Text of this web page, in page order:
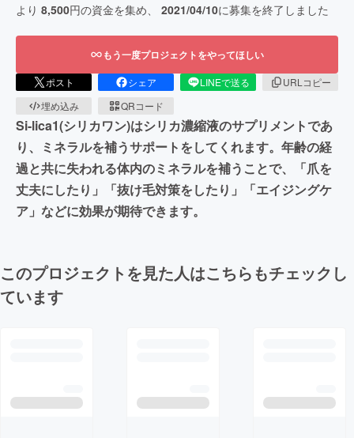
より 8,500円の資金を集め、 2021/04/10に募集を終了しました
もう一度プロジェクトをやってほしい
ポスト シェア LINEで送る
URLコピー
埋め込み
QRコード
Si-lica1(シリカワン)はシリカ濃縮液のサプリメントであ
り、ミネラルを補うサポートをしてくれます。年齢の経
過と共に失われる体内のミネラルを補うことで、「爪を
丈夫にしたり」「抜け毛対策をしたり」「エイジングケ
ア」などに効果が期待できます。
このプロジェクトを見た人はこちらもチェックし
ています